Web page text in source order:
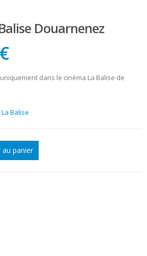
Douarnenez
€Le
prix
actuel
5,00€.
dans le cinéma La Balise de
La Balise
panier